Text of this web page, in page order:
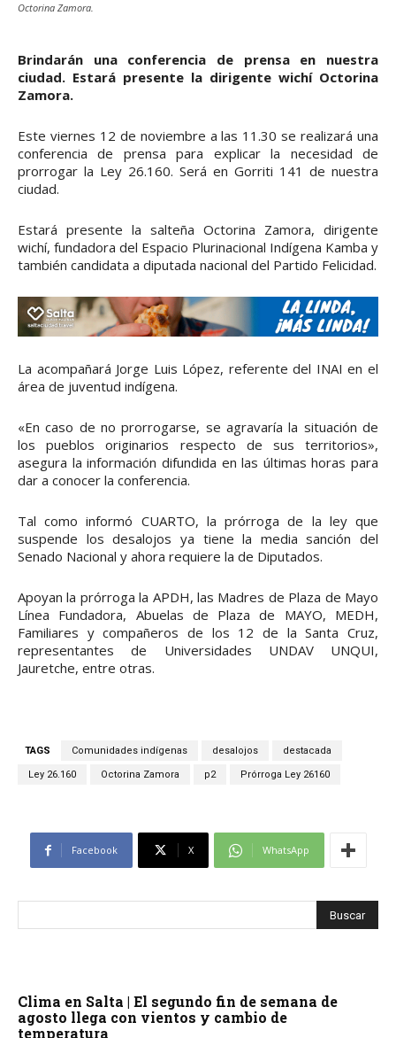
Octorina Zamora.
Brindarán una conferencia de prensa en nuestra
ciudad. Estará presente la dirigente wichí Octorina
Zamora.
Este viernes 12 de noviembre a las 11.30 se realizará una
conferencia de prensa para explicar la necesidad de
prorrogar la Ley 26.160. Será en Gorriti 141 de nuestra
ciudad.
Estará presente la salteña Octorina Zamora, dirigente
wichí, fundadora del Espacio Plurinacional Indígena Kamba y
también candidata a diputada nacional del Partido Felicidad.
La acompañará Jorge Luis López, referente del INAI en el
área de juventud indígena.
«En caso de no prorrogarse, se agravaría la situación de
los pueblos originarios respecto de sus territorios»,
asegura la información difundida en las últimas horas para
dar a conocer la conferencia.
Tal como informó CUARTO, la prórroga de la ley que
suspende los desalojos ya tiene la media sanción del
Senado Nacional y ahora requiere la de Diputados.
Apoyan la prórroga la APDH, las Madres de Plaza de Mayo
Línea Fundadora, Abuelas de Plaza de MAYO, MEDH,
Familiares y compañeros de los 12 de la Santa Cruz,
representantes de Universidades UNDAV UNQUI,
Jauretche, entre otras.
TAGS Comunidades indígenas desalojos destacada
Ley 26.160 Octorina Zamora p2 Prórroga Ley 26160
Facebook X WhatsApp
Clima en Salta | El segundo fin de semana de
agosto llega con vientos y cambio de
temperatura